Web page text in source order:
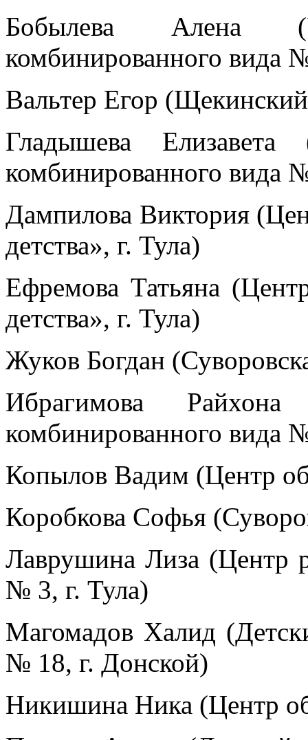
Бобылева Алена
комбинированного вида
Вальтер Егор
Гладышева Елизавета
комбинированного вида
Дампилова Виктория
детства», г. Тула)
Ефремова Татьяна
детства», г. Тула)
Жуков Богдан
Ибрагимова
комбинированного вида
Копылов Вадим (Центр
Коробкова Софья
Лаврушина Лиза (Центр
№ 3, г. Тула)
Магомадов Халид
№ 18, г. Донской)
Никишина Ника (Центр